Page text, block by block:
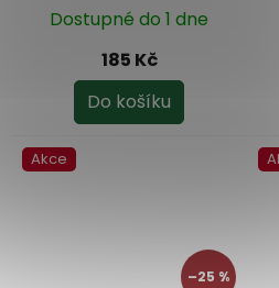
Dostupné do 1 dne
185 Kč
Do košíku
Akce
–25 %